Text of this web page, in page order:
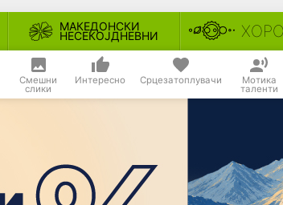
МАКЕДОНСКИ
НЕСЕКОЈДНЕВНИ
Смешни
слики
Интересно Срцезатоплувачи Мотика
таленти